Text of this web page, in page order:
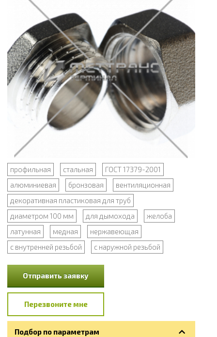
профильная стальная
ГОСТ 17379-2001
алюминиевая
бронзовая
вентиляционная
декоративная пластиковая для труб
диаметром 100 мм
для дымохода
желоба
латунная
медная
нержавеющая
с внутренней резьбой
с наружной резьбой
Отправить заявку
Перезвоните мне
Подбор по параметрам